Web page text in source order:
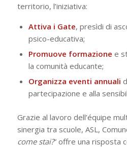
territorio, l’iniziativa:
Attiva i Gate, presìdi di
psico-educativa;
Promuove formazione e
la comunità educante;
Organizza eventi annuali
partecipazione e alla
Grazie al lavoro dell’équipe
sinergia tra scuole, ASL,
come stai?” offre una risposta